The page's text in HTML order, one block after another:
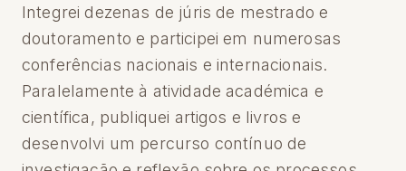
Integrei dezenas de júris de mestrado e
doutoramento e participei em numerosas
conferências nacionais e internacionais.
Paralelamente à atividade académica e
científica, publiquei artigos e livros e
desenvolvi um percurso contínuo de